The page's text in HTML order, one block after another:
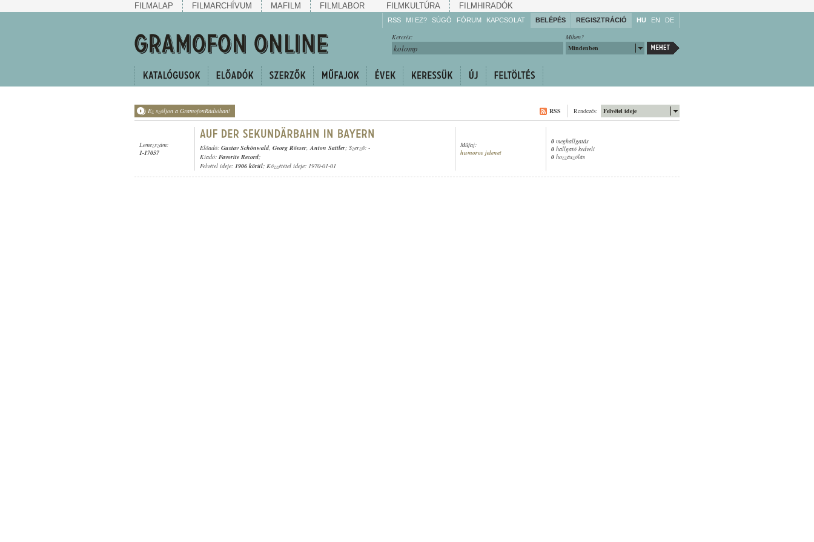
FILMALAP FILMARCHÍVUM MAFILM FILMLABOR FILMKULTÚRA FILMHIRADÓK
RSS MI EZ? SÚGÓ
Gyarapítsa!
FÓRUM KAPCSOLAT BELÉPÉS REGISZTRÁCIÓ HU EN DE
Miben?
Mindenben
Keresés:
Ez szóljon a GramofonRádióban! Felvétel ideje
Rendezés:
RSS
Lemezszám:
1-17057
Előadó: Gustav Schönwald, Georg Rösser,Anton Sattler; Szerző: -
Kiadó: Favorite Record;
Felvétel ideje: 1906 körül; Közzététel ideje: 1970-01-01
Műfaj:
humoros jelenet
0 meghallgatás
0 hallgató kedveli
0 hozzászólás